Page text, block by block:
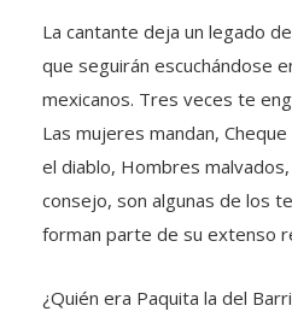
La cantante deja un legado
que seguirán escuchándose
mexicanos. Tres veces te
Las mujeres mandan,
el diablo, Hombres
consejo, son algunas de los
forman parte de su extenso
¿Quién era Paquita la del